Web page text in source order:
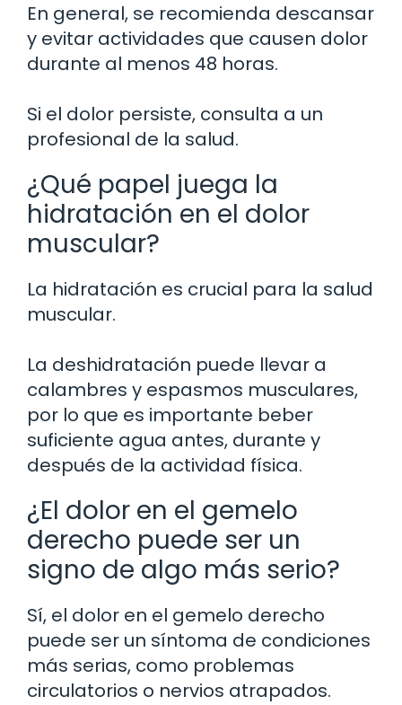
En general, se recomienda descansar
y evitar actividades que causen dolor
durante al menos 48 horas.
Si el dolor persiste, consulta a un
profesional de la salud.
¿Qué papel juega la
hidratación en el dolor
muscular?
La hidratación es crucial para la salud
muscular.
La deshidratación puede llevar a
calambres y espasmos musculares,
por lo que es importante beber
suficiente agua antes, durante y
después de la actividad física.
¿El dolor en el gemelo
derecho puede ser un
signo de algo más serio?
Sí, el dolor en el gemelo derecho
puede ser un síntoma de condiciones
más serias, como problemas
circulatorios o nervios atrapados.